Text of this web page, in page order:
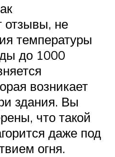
отзывы, не
температуры
до 1000
возникает
здания. Вы
что такой
даже под
огня.